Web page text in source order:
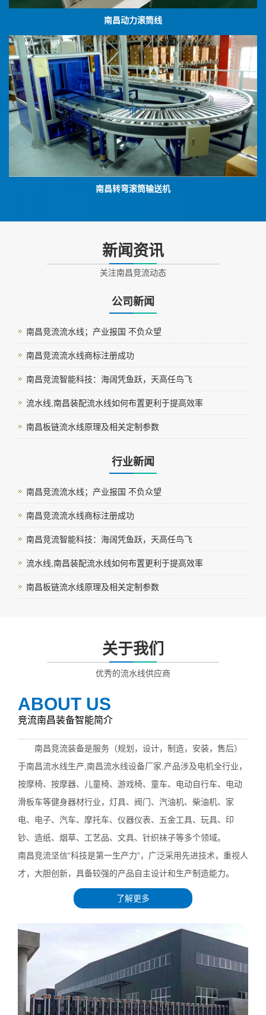
南昌动力滚筒线
南昌转弯滚筒输送机
新闻资讯
关注南昌竞流动态
公司新闻
南昌竞流流水线；产业报国 不负众望
南昌竞流流水线商标注册成功
南昌竞流智能科技：海阔凭鱼跃，天高任鸟飞
流水线,南昌装配流水线如何布置更利于提高效率
南昌板链流水线原理及相关定制参数
行业新闻
南昌竞流流水线；产业报国 不负众望
南昌竞流流水线商标注册成功
南昌竞流智能科技：海阔凭鱼跃，天高任鸟飞
流水线,南昌装配流水线如何布置更利于提高效率
南昌板链流水线原理及相关定制参数
关于我们
优秀的流水线供应商
ABOUT US
竞流南昌装备智能简介
南昌竞流装备是服务（规划，设计，制造，安装，售后）
于南昌流水线生产,南昌流水线设备厂家.产品涉及电机全行业，
按摩椅、按摩器、儿童椅、游戏椅、童车、电动自行车、电动
滑板车等健身器材行业，灯具、阀门、汽油机、柴油机、家
电、电子、汽车、摩托车、仪器仪表、五金工具、玩具、印
钞、造纸、烟草、工艺品、文具、针织袜子等多个领域。
南昌竞流坚信“科技是第一生产力”，广泛采用先进技术，重视人
才，大胆创新，具备较强的产品自主设计和生产制造能力。
了解更多